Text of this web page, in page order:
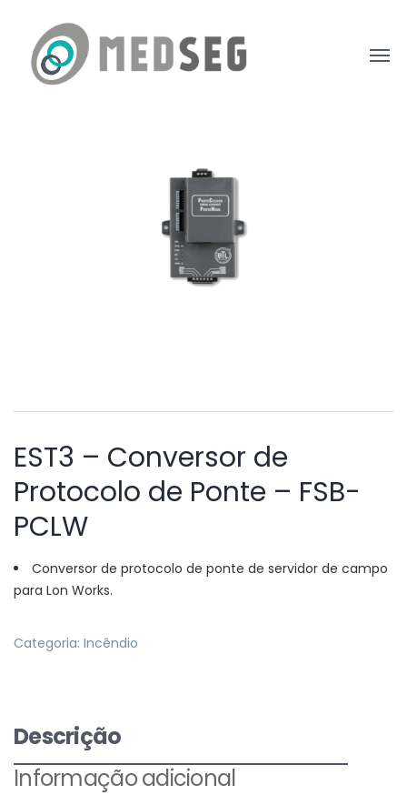
EST3 – Conversor de
Protocolo de Ponte – FSB-
PCLW
Conversor de protocolo de ponte de servidor de campo
para Lon Works.
Categoria: Incêndio
Descrição
Informação adicional